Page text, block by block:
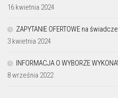
16 kwietnia 2024
ZAPYTANIE OFERTOWE na
3 kwietnia 2024
INFORMACJA O WYBORZE
8 września 2022